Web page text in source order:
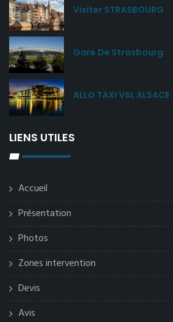
Visiter STRASBOURG
Gare De Strasbourg
ALLO TAXI VSL ALSACE
LIENS UTILES
Accueil
Présentation
Photos
Zones intervention
Devis
Avis